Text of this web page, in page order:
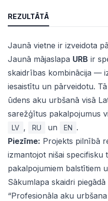
REZULTĀTĀ
Jaunā vietne ir izveidota
Jaunā mājaslapa URB ir
skaidrības kombinācija —
iesaistītu un pārveidotu.
ūdens aku urbšanā visā
sarežģītus pakalpojumus
LV , RU un EN .
Piezīme: Projekts pilnībā
izmantojot nišai specifisku
pakalpojumiem balstītiem
Sākumlapa skaidri
“Profesionāla aku